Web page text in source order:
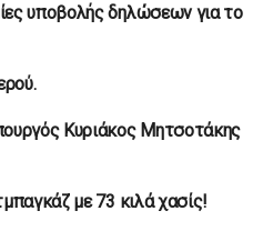
υποβολής δηλώσεων για το
Κυριάκος Μητσοτάκης
με 73 κιλά χασίς!